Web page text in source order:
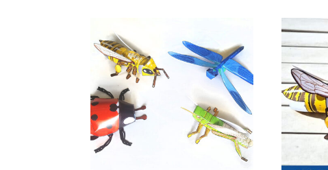
Aktualität